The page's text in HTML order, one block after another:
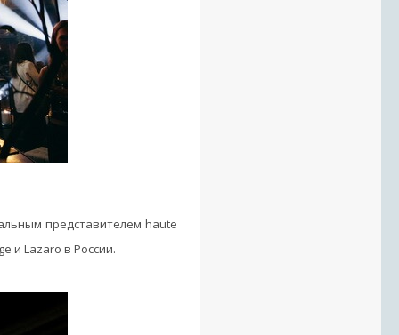
представителем haute
и Lazaro в России.